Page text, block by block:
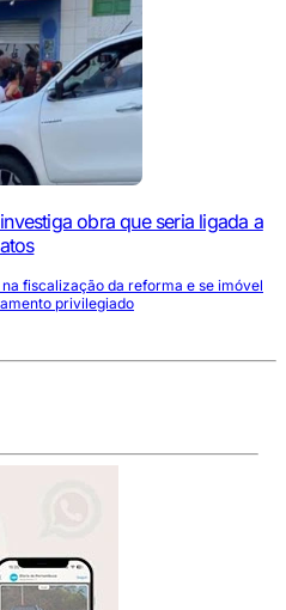
obra que seria ligada a
fiscalização da reforma e se imóvel
privilegiado